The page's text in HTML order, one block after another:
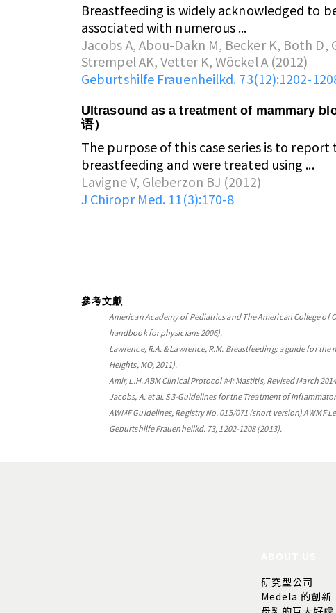
Breastfeeding is widely acknowledged to
associated with numerous ...
Jacobs A, Abou-Dakn M, Becker K, Both D,
Strempel AK, Vetter K, Wöckel A (2012)
Geburtshilfe Frauenheilkd. 73(12):1202-
Ultrasound as a treatment of mammary
语）
The purpose of this case series is to
breastfeeding and were treated using ...
Lavigne V, Gleberzon BJ (2012)
J Chiropr Med. 11(3):170-8
參考文獻
American Academy of Pediatrics and The American College
handbook for physicians 2006).
Lawrence, R.A. & Lawrence, R.M. Breastfeeding: a guide for
Heights, MO, 2011).
Amir, L.H. ABM Clinical Protocol #4: Mastitis, Revised March
Jacobs, A. et al. S3-Guidelines for the Treatment of
AWMF Guidelines, Registry No. 015/071 (short version) AWMF
Geburtshilfe Frauenheilkd. 73, 1202-1208 (2013).
研究型公司
Medela 的創新